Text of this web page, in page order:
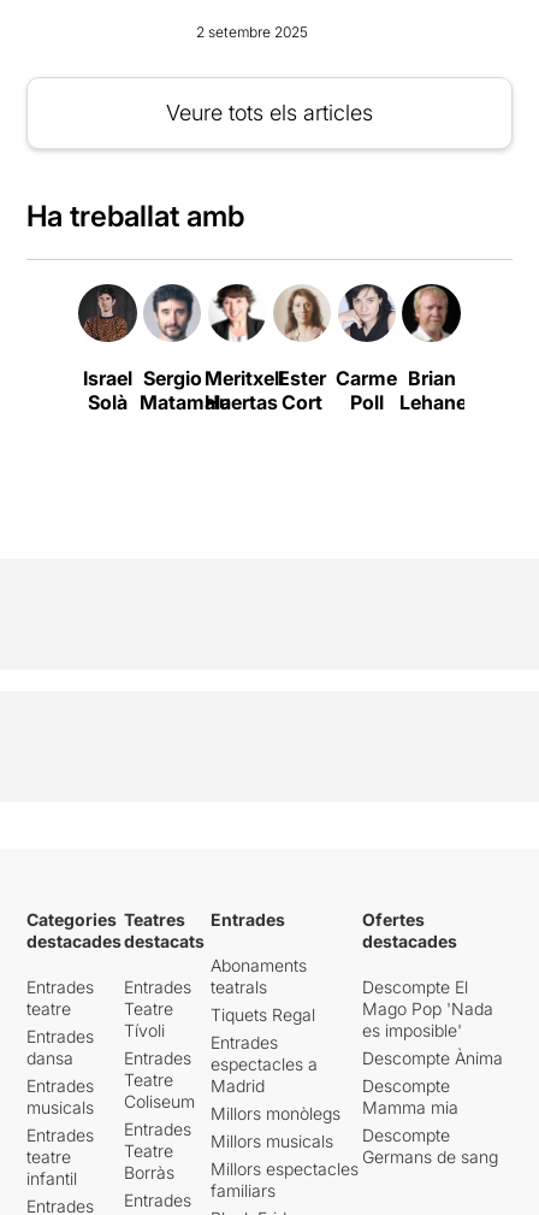
2 setembre 2025
Veure tots els articles
Ha treballat amb
Israel
Solà
Sergio
Matamala
Meritxell
Huertas
Ester
Cort
Carme
Poll
Brian
Lehane
Categories
destacades
Entrades
teatre
Entrades
dansa
Entrades
musicals
Entrades
teatre
infantil
Entrades
Teatres
destacats
Entrades
Teatre
Tívoli
Entrades
Teatre
Coliseum
Entrades
Teatre
Borràs
Entrades
Entrades
Abonaments
teatrals
Tiquets Regal
Entrades
espectacles a
Madrid
Millors monòlegs
Millors musicals
Millors espectacles
familiars
Ofertes
destacades
Descompte El
Mago Pop 'Nada
es imposible'
Descompte Ànima
Descompte
Mamma mia
Descompte
Germans de sang